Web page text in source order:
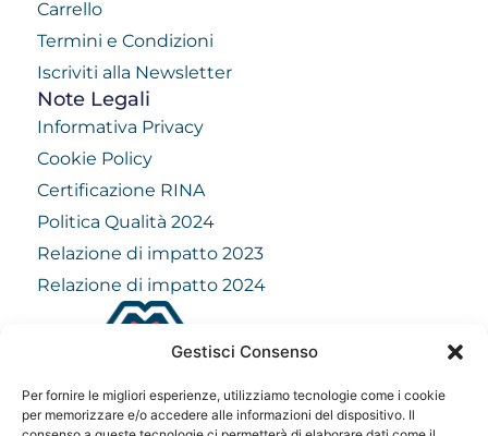
Gestisci Consenso
Per fornire le migliori esperienze, utilizziamo tecnologie come i cookie
per memorizzare e/o accedere alle informazioni del dispositivo. Il
Carrello
Termini e Condizioni
Iscriviti alla Newsletter
Note Legali
Informativa Privacy
Cookie Policy
Certificazione RINA
Politica Qualità 2024
Relazione di impatto 2023
Relazione di impatto 2024
info@mindfulvision.it
MindfulVision srl